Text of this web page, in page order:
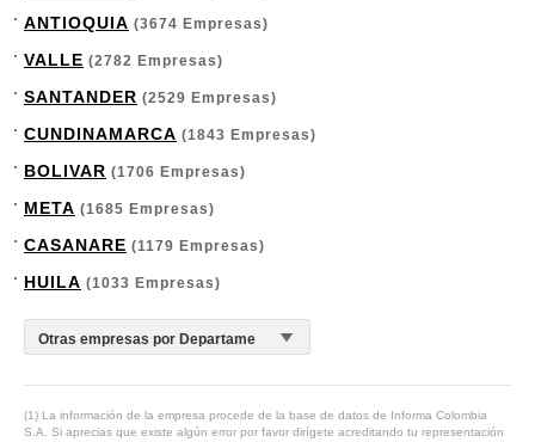
ANTIOQUIA (3674 Empresas)
VALLE (2782 Empresas)
SANTANDER (2529 Empresas)
CUNDINAMARCA (1843 Empresas)
BOLIVAR (1706 Empresas)
META (1685 Empresas)
CASANARE (1179 Empresas)
HUILA (1033 Empresas)
(1) La información de la empresa procede de la base de datos de Informa Colombia
S.A. Si aprecias que existe algún error por favor dirígete acreditando tu representación